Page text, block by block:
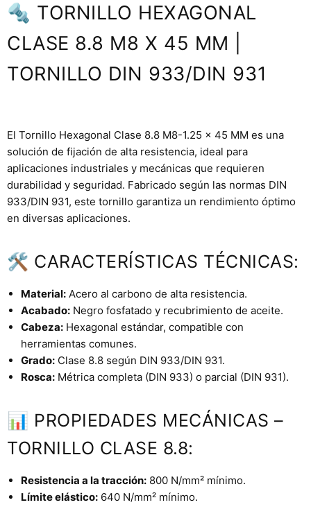
🔩 TORNILLO HEXAGONAL
CLASE 8.8 M8 X 45 MM |
TORNILLO DIN 933/DIN 931
El Tornillo Hexagonal Clase 8.8 M8-1.25 x 45 MM es una
solución de fijación de alta resistencia, ideal para
aplicaciones industriales y mecánicas que requieren
durabilidad y seguridad. Fabricado según las normas DIN
933/DIN 931, este tornillo garantiza un rendimiento óptimo
en diversas aplicaciones.
🛠 CARACTERÍSTICAS TÉCNICAS:
Material: Acero al carbono de alta resistencia.
Acabado: Negro fosfatado y recubrimiento de aceite.
Cabeza: Hexagonal estándar, compatible con
herramientas comunes.
Grado: Clase 8.8 según DIN 933/DIN 931.
Rosca: Métrica completa (DIN 933) o parcial (DIN 931).
📊 PROPIEDADES MECÁNICAS –
TORNILLO CLASE 8.8:
Resistencia a la tracción: 800 N/mm² mínimo.
Límite elástico: 640 N/mm² mínimo.